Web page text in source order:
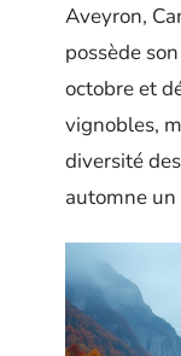
Aveyron,
possède
octobre et
vignobles,
diversité
automne un